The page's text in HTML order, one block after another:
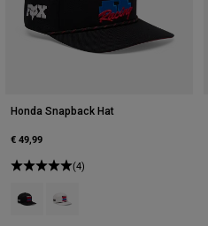
Honda Snapback Hat
€ 49,99
(4)
Product swatch type of Zwart.